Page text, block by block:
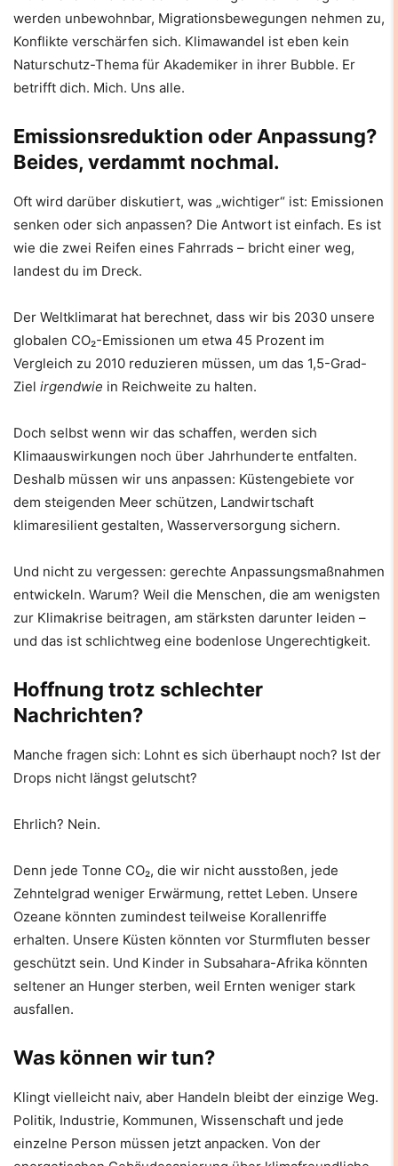
werden unbewohnbar, Migrationsbewegungen nehmen zu,
Konflikte verschärfen sich. Klimawandel ist eben kein
Naturschutz-Thema für Akademiker in ihrer Bubble. Er
betrifft dich. Mich. Uns alle.
Emissionsreduktion oder Anpassung?
Beides, verdammt nochmal.
Oft wird darüber diskutiert, was „wichtiger“ ist: Emissionen
senken oder sich anpassen? Die Antwort ist einfach. Es ist
wie die zwei Reifen eines Fahrrads – bricht einer weg,
landest du im Dreck.
Der Weltklimarat hat berechnet, dass wir bis 2030 unsere
globalen CO₂-Emissionen um etwa 45 Prozent im
Vergleich zu 2010 reduzieren müssen, um das 1,5-Grad-
Ziel irgendwie in Reichweite zu halten.
Doch selbst wenn wir das schaffen, werden sich
Klimaauswirkungen noch über Jahrhunderte entfalten.
Deshalb müssen wir uns anpassen: Küstengebiete vor
dem steigenden Meer schützen, Landwirtschaft
klimaresilient gestalten, Wasserversorgung sichern.
Und nicht zu vergessen: gerechte Anpassungsmaßnahmen
entwickeln. Warum? Weil die Menschen, die am wenigsten
zur Klimakrise beitragen, am stärksten darunter leiden –
und das ist schlichtweg eine bodenlose Ungerechtigkeit.
Hoffnung trotz schlechter
Nachrichten?
Manche fragen sich: Lohnt es sich überhaupt noch? Ist der
Drops nicht längst gelutscht?
Ehrlich? Nein.
Denn jede Tonne CO₂, die wir nicht ausstoßen, jede
Zehntelgrad weniger Erwärmung, rettet Leben. Unsere
Ozeane könnten zumindest teilweise Korallenriffe
erhalten. Unsere Küsten könnten vor Sturmfluten besser
geschützt sein. Und Kinder in Subsahara-Afrika könnten
seltener an Hunger sterben, weil Ernten weniger stark
ausfallen.
Was können wir tun?
Klingt vielleicht naiv, aber Handeln bleibt der einzige Weg.
Politik, Industrie, Kommunen, Wissenschaft und jede
einzelne Person müssen jetzt anpacken. Von der